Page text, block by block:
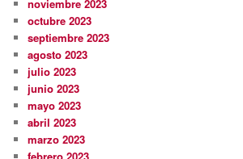
noviembre 2023
octubre 2023
septiembre 2023
agosto 2023
julio 2023
junio 2023
mayo 2023
abril 2023
marzo 2023